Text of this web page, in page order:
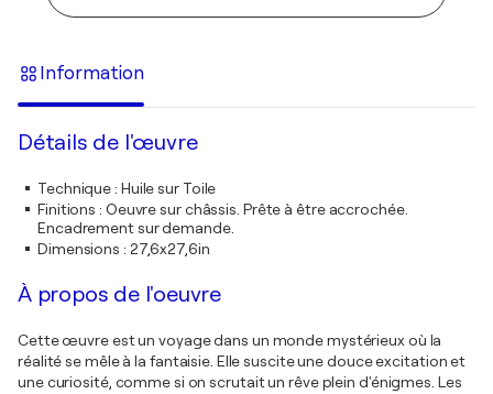
Information
Détails de l'œuvre
Technique: Huile sur Toile
Finitions : Oeuvre sur châssis. Prête à être accrochée.
Encadrement sur demande.
Dimensions : 27,6x27,6in
À propos de l'oeuvre
Cette œuvre est un voyage dans un monde mystérieux où la
réalité se mêle à la fantaisie. Elle suscite une douce excitation et
une curiosité, comme si on scrutait un rêve plein d'énigmes. Les